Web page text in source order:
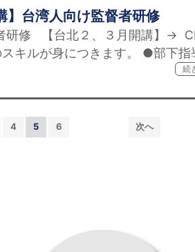
】台湾人向け監督者研修
研修 【台北２、３月開講】→
キルが身につきます。 ●部下指
続
4 5 6 次へ